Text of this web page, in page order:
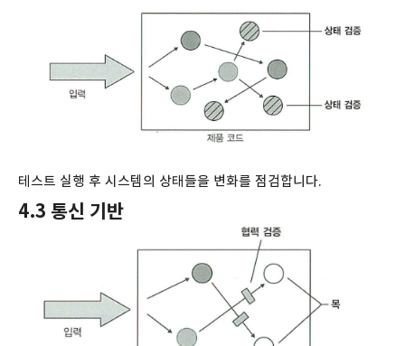
테스트 실행 후 시스템의 상태들을 변화를 점검합니다.
4.3 통신 기반